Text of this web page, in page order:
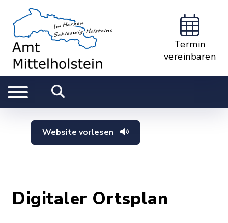
Termin
vereinbaren
Website vorlesen
Digitaler Ortsplan